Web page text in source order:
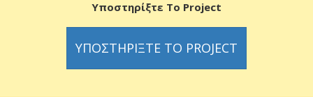
Υποστηρίξτε Το Project
ΥΠΟΣΤΗΡΊΞΤΕ ΤΟ PROJECT